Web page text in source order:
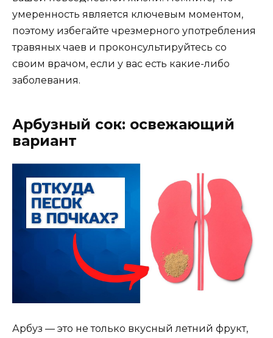
умеренность является ключевым моментом,
поэтому избегайте чрезмерного употребления
травяных чаев и проконсультируйтесь со
своим врачом, если у вас есть какие-либо
заболевания.
Арбузный сок: освежающий
вариант
Арбуз — это не только вкусный летний фрукт,